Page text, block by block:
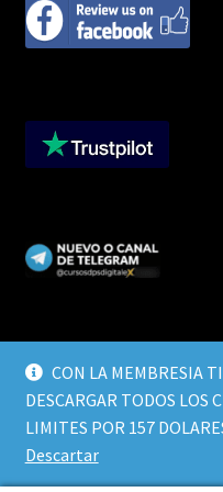
CON LA MEMBRESIA
DESCARGAR TODOS LOS
LIMITES POR 157
Descartar
© CURSOS DIGITALEX
TERMINOS Y